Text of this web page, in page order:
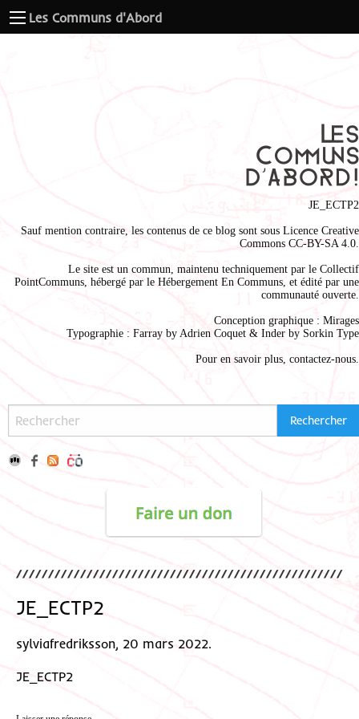
Les Communs d'Abord
JE_ECTP2
Sauf mention contraire, les contenus de ce blog sont sous Licence Creative
Commons CC-BY-SA 4.0
Le site est un commun, maintenu techniquement par le Collectif
PointCommuns , hébergé par le Hébergement En Communs , et édité par une
communauté ouverte.
Conception graphique : Mirages
Typographie : Farray by Adrien Coquet & Inder by Sorkin Type
Pour en savoir plus, contactez-nous
JE_ECTP2
sylviafredriksson, 20 mars 2022.
JE_ECTP2